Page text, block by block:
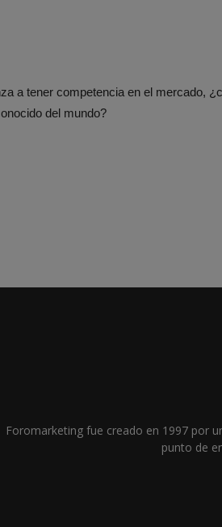
a tener competencia en el mercado,
del mundo?
Foromarketing fue creado en 1997 por
punto de